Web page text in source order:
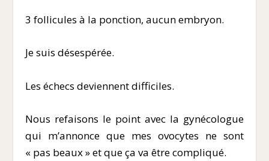
3 follicules à la ponction, aucun embryon.
Je suis désespérée.
Les échecs deviennent difficiles.
Nous refaisons le point avec la gynécologue
qui m’annonce que mes ovocytes ne sont
« pas beaux » et que ça va être compliqué.